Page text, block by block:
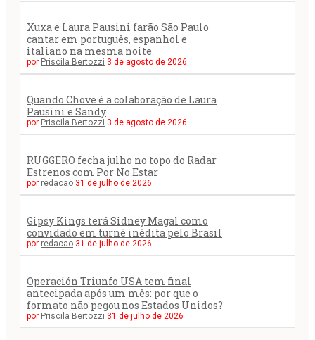
Xuxa e Laura Pausini farão São Paulo
cantar em português, espanhol e
italiano na mesma noite
por Priscila Bertozzi 3 de agosto de 2026
Quando Chove é a colaboração de Laura
Pausini e Sandy
por Priscila Bertozzi 3 de agosto de 2026
RUGGERO fecha julho no topo do Radar
Estrenos com Por No Estar
por redacao 31 de julho de 2026
Gipsy Kings terá Sidney Magal como
convidado em turnê inédita pelo Brasil
por redacao 31 de julho de 2026
Operación Triunfo USA tem final
antecipada após um mês: por que o
formato não pegou nos Estados Unidos?
por Priscila Bertozzi 31 de julho de 2026